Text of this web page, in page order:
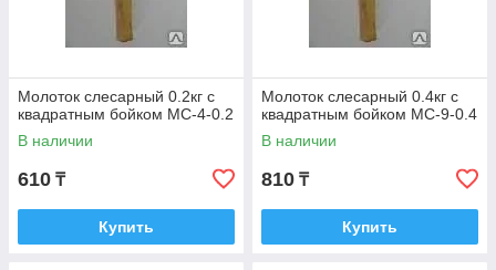
Молоток слесарный 0.2кг с
квадратным бойком МС-4-0.2
В наличии
610 ₸
Купить
Молоток слесарный 0.4кг с
квадратным бойком МС-9-0.4
В наличии
810 ₸
Купить